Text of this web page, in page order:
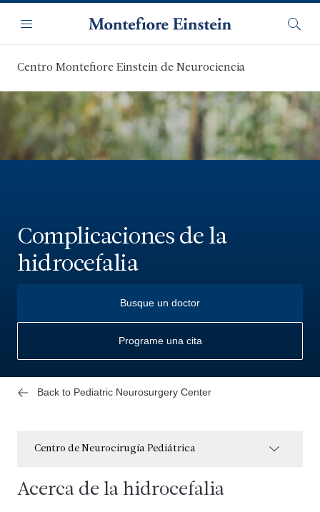
contenido
Navegación
Menú
Centro Montefiore Einstein de Neurociencia
Complicaciones de la
hidrocefalia
Busque un doctor
Programe una cita
Back to Pediatric Neurosurgery Center
Centro de Neurocirugía Pediátrica
Acerca de la hidrocefalia